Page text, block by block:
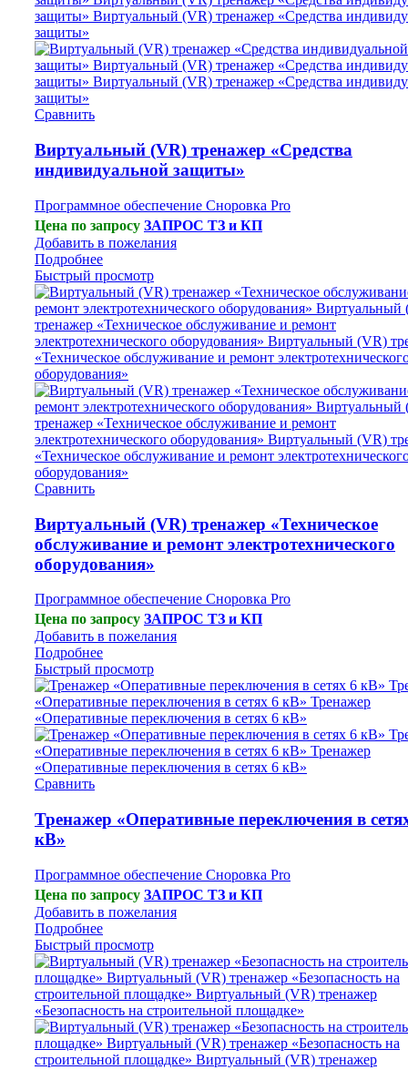
Сравнить
Виртуальный (VR) тренажер «Средства
индивидуальной защиты»
Программное обеспечение Сноровка Pro
Цена по запросуЗАПРОС ТЗ и КП
Добавить в пожелания
Подробнее
Быстрый просмотр
Сравнить
Виртуальный (VR) тренажер «Техническое
обслуживание и ремонт электротехнического
оборудования»
Программное обеспечение Сноровка Pro
Цена по запросуЗАПРОС ТЗ и КП
Добавить в пожелания
Подробнее
Быстрый просмотр
Сравнить
Тренажер «Оперативные переключения в
кВ»
Программное обеспечение Сноровка Pro
Цена по запросуЗАПРОС ТЗ и КП
Добавить в пожелания
Подробнее
Быстрый просмотр